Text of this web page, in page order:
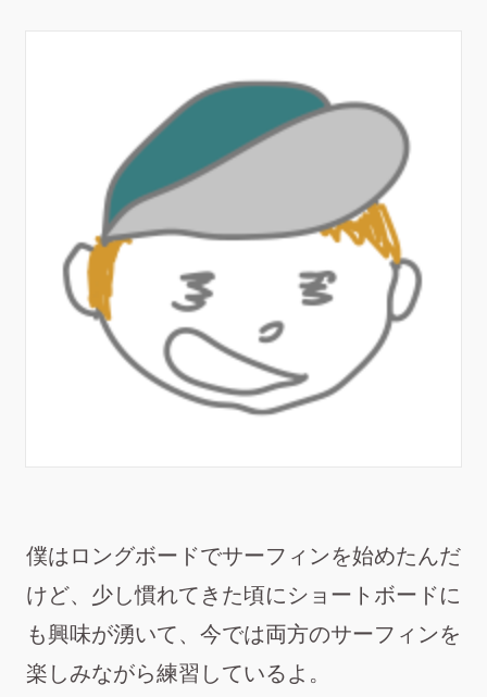
僕はロングボードでサーフィンを始めたんだ
けど、少し慣れてきた頃にショートボードに
も興味が湧いて、今では両方のサーフィンを
楽しみながら練習しているよ。